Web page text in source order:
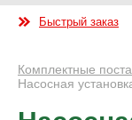
Быстрый заказ
Комплектные
Насосная